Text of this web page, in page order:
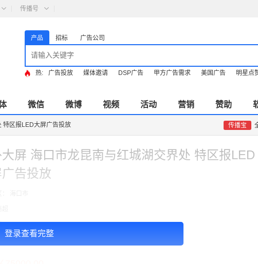
传播号
产品 招标 广告公司
热: 广告投放 媒体邀请 DSP广告 甲方广告需求 美国广告 明星点
微信 微博 视频 活动 营销 赞助
特区报LED大屏广告投放 传播宝
登录查看完整
大屏 海口市龙昆南与红城湖交界处 特区报LED
告投放